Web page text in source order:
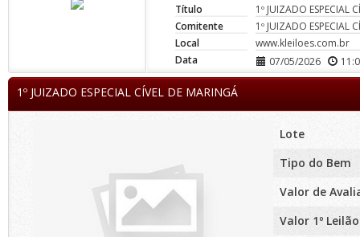
Título
1º JUIZADO ESPECIAL
Comitente
1º JUIZADO ESPECIAL
Local
www.kleiloes.com.br
Data
07/05/2026
1º JUIZADO ESPECIAL CÍVEL DE MARINGÁ
Lote
Tipo do Bem
Valor de
Valor 1º Leilão